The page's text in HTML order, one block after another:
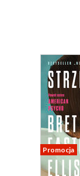
Promocja